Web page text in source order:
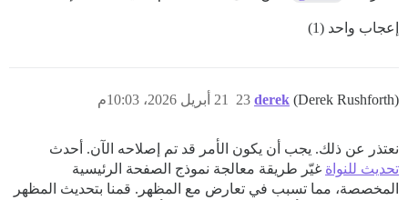
إعجاب واحد (1)
derek (Derek Rushforth) 21 أبريل 2026، 10:03م 23
نعتذر عن ذلك. يجب أن يكون الأمر قد تم إصلاحه الآن. أحدث
تحديث للنواة غيّر طريقة معالجة نموذج الصفحة الرئيسية
المخصصة، مما تسبب في تعارض مع المظهر. قمنا بتحديث المظهر